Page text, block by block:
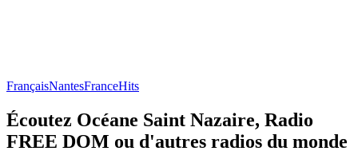
FrançaisNantesFranceHits
Écoutez Océane Saint Nazaire, Radio
FREE DOM ou d'autres radios du monde